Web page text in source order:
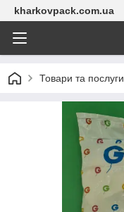
kharkovpack.com.ua
Товари та послуги